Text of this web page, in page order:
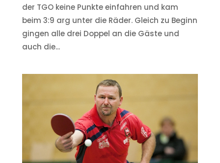
der TGO keine Punkte einfahren und kam
beim 3:9 arg unter die Räder. Gleich zu Beginn
gingen alle drei Doppel an die Gäste und
auch die...